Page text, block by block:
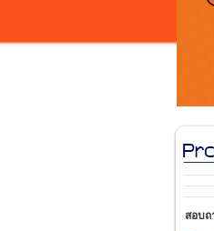
สอบถ